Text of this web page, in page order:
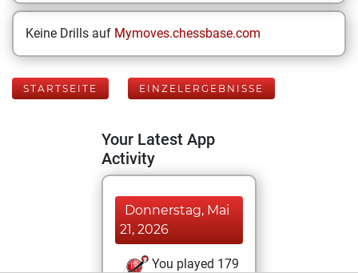
Keine Drills auf Mymoves.chessbase.com
STARTSEITE EINZELERGEBNISSE
Your Latest App
Activity
Donnerstag, Mai
21, 2026
You played 179